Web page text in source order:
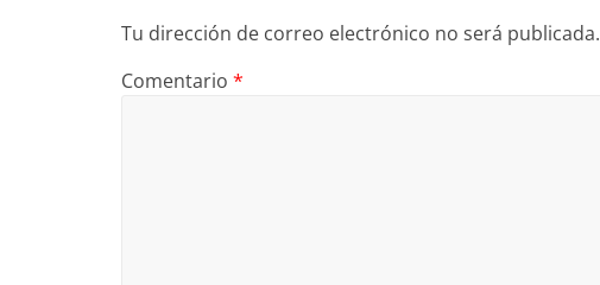
Tu dirección de correo electrónico no será publicada.
Comentario *